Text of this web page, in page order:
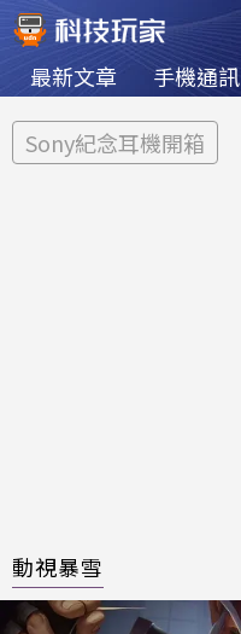
最新文章 手機通訊
Sony紀念耳機開箱
動視暴雪